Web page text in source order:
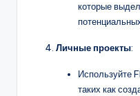
которые
Личные проекты:
Используйте
таких как